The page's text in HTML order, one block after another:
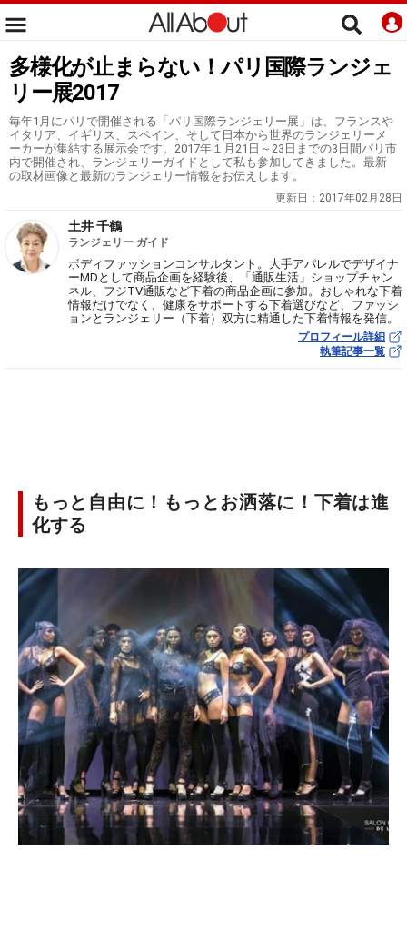
多様化が止まらない！パリ国際ランジェ
リー展2017
毎年1月にパリで開催される「パリ国際ランジェリー展」は、フランスや
イタリア、イギリス、スペイン、そして日本から世界のランジェリーメ
ーカーが集結する展示会です。2017年１月21日～23日までの3日間パリ市
内で開催され、ランジェリーガイドとして私も参加してきました。最新
の取材画像と最新のランジェリー情報をお伝えします。
更新日： 2017年02月28日
土井 千鶴
ランジェリー ガイド
ボディファッションコンサルタント。大手アパレルでデザイナ
ーMDとして商品企画を経験後、「通販生活」ショップチャン
ネル、フジTV通販など下着の商品企画に参加。おしゃれな下着
情報だけでなく、健康をサポートする下着選びなど、ファッシ
ョンとランジェリー（下着）双方に精通した下着情報を発信。
プロフィール詳細
執筆記事一覧
もっと自由に！もっとお洒落に！下着は進
化する